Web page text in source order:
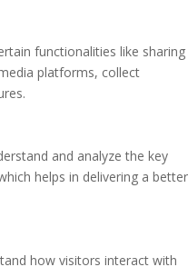
functionalities like sharing
platforms, collect
and analyze the key
helps in delivering a better
how visitors interact with